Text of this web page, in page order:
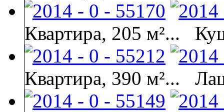
Квартира, 205 м²...
Квартира, 390 м²...